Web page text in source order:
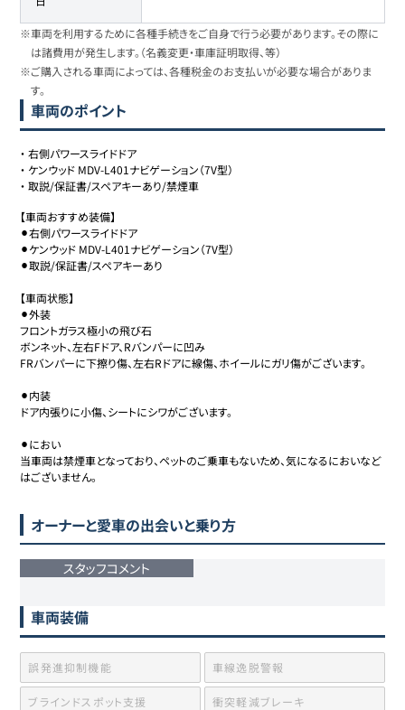
※車両を利用するために各種手続きをご自身で行う必要があります。その際に
は諸費用が発生します。（名義変更・車庫証明取得、等）
※ご購入される車両によっては、各種税金のお支払いが必要な場合がありま
す。
車両のポイント
・右側パワースライドドア
・ ケンウッド MDV-L401ナビゲーション（7V型）
・取説/保証書/スペアキーあり/禁煙車
【車両おすすめ装備】
⚫︎右側パワースライドドア
⚫︎ケンウッド MDV-L401ナビゲーション（7V型）
⚫︎取説/保証書/スペアキーあり
【車両状態】
⚫︎外装
フロントガラス極小の飛び石
ボンネット、左右Fドア、Rバンパーに凹み
FRバンパーに下擦り傷、左右Rドアに線傷、ホイールにガリ傷がございます。
⚫︎内装
ドア内張りに小傷、シートにシワがございます。
⚫︎におい
当車両は禁煙車となっており、ペットのご乗車もないため、気になるにおいなど
オーナーと愛車の出会いと乗り方
スタッフコメント
車両装備
誤発進抑制機能 車線逸脱警報
ブラインドスポット支援 衝突軽減ブレーキ